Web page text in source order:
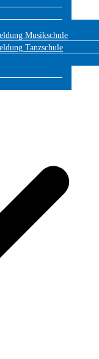
Musikschule
Tanzschule